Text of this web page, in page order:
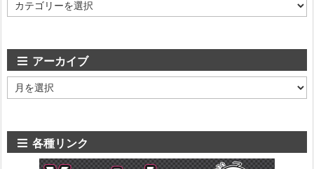
テ
アーカイブ
ー
各種リンク